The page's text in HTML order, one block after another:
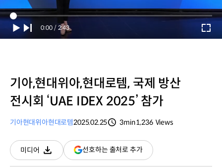
Current
Time
0:00 / Duration
2:43
기아,현대위아,현대로템, 국제 방산
전시회 ‘UAE IDEX 2025’ 참가
기아현대위아현대로템2025.02.25
3min1,236 Views
미디어
다운로드
선호하는 출처로 추가(새
창